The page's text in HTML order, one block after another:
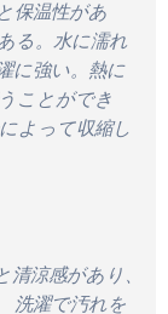
保温性があ
る。水に濡れ
に強い。熱に
ことができ
よって収縮し
涼感があり、
洗濯で汚れを